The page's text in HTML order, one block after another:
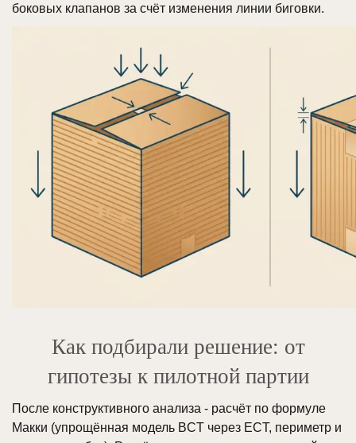
боковых клапанов за счёт изменения линии биговки.
Как подбирали решение: от
гипотезы к пилотной партии
После конструктивного анализа - расчёт по формуле
Макки (упрощённая модель BCT через ECT, периметр и